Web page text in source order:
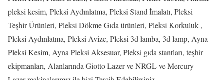
pleksi kesim, Pleksi Aydınlatma, Pleksi Stand İmalatı, Pleksi
Teşhir Ürünleri, Pleksi Dökme Gıda ürünleri, Pleksi Korkuluk ,
Pleksi Aydınlatma, Pleksi Avize, Pleksi 3d lamba, 3d lamp, Ayna
Pleksi Kesim, Ayna Pleksi Aksesuar, Pleksi gıda stantları, teşhir
ekipmanları, Alanlarında Giotto Lazer ve NRGL ve Mercury